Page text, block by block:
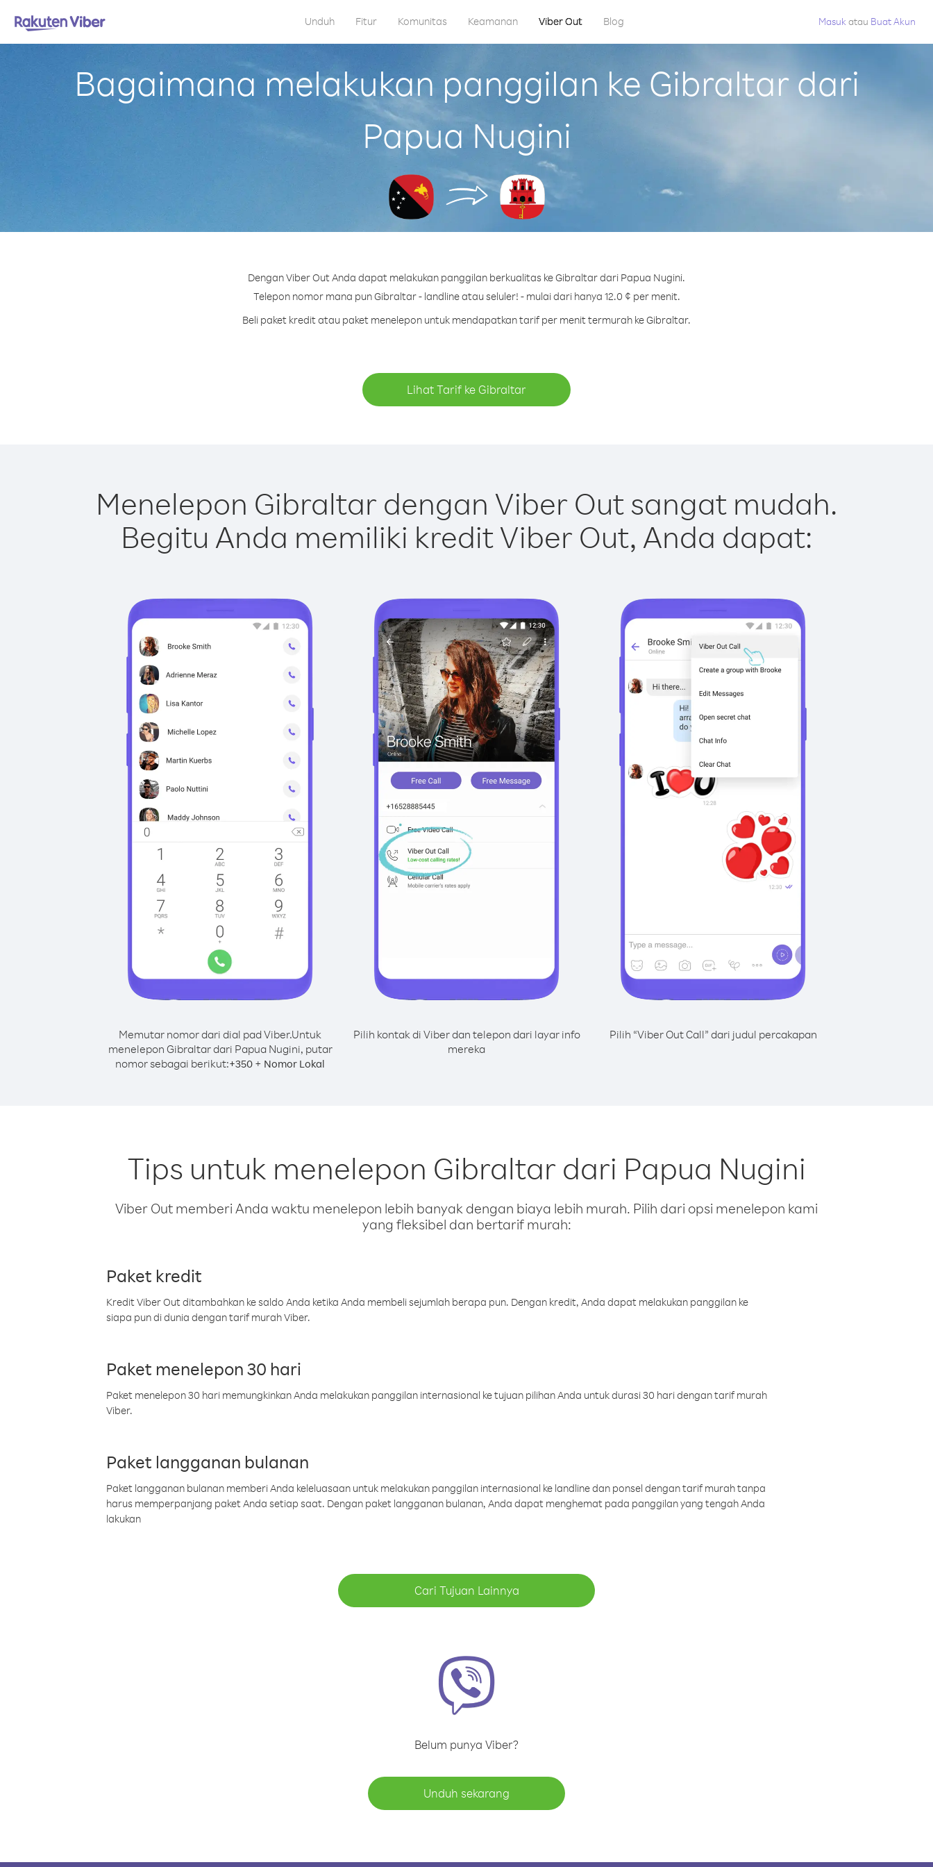
Unduh Fitur Komunitas Keamanan Viber Out Blog Masuk atau Buat Akun
Bagaimana melakukan panggilan ke Gibraltar dari
Papua Nugini
Dengan Viber Out Anda dapat melakukan panggilan berkualitas ke Gibraltar dari Papua Nugini.
Telepon nomor mana pun Gibraltar - landline atau seluler! - mulai dari hanya 12.0 ¢ per menit.
Beli paket kredit atau paket menelepon untuk mendapatkan tarif per menit termurah ke Gibraltar.
Lihat Tarif ke Gibraltar
Menelepon Gibraltar dengan Viber Out sangat mudah.
Begitu Anda memiliki kredit Viber Out, Anda dapat:
Memutar nomor dari dial pad Viber.Untuk
menelepon Gibraltar dari Papua Nugini, putar
nomor sebagai berikut:+350 + Nomor Lokal
Pilih kontak di Viber dan telepon dari layar info
mereka
Pilih “Viber Out Call” dari judul percakapan
Tips untuk menelepon Gibraltar dari Papua Nugini
Viber Out memberi Anda waktu menelepon lebih banyak dengan biaya lebih murah. Pilih dari opsi menelepon kami
yang fleksibel dan bertarif murah:
Paket kredit
Kredit Viber Out ditambahkan ke saldo Anda ketika Anda membeli sejumlah berapa pun. Dengan kredit, Anda dapat melakukan panggilan ke
siapa pun di dunia dengan tarif murah Viber.
Paket menelepon 30 hari
Paket menelepon 30 hari memungkinkan Anda melakukan panggilan internasional ke tujuan pilihan Anda untuk durasi 30 hari dengan tarif murah
Viber.
Paket langganan bulanan
Paket langganan bulanan memberi Anda keleluasaan untuk melakukan panggilan internasional ke landline dan ponsel dengan tarif murah tanpa
harus memperpanjang paket Anda setiap saat. Dengan paket langganan bulanan, Anda dapat menghemat pada panggilan yang tengah Anda
lakukan
Cari Tujuan Lainnya
Belum punya Viber?
Unduh sekarang